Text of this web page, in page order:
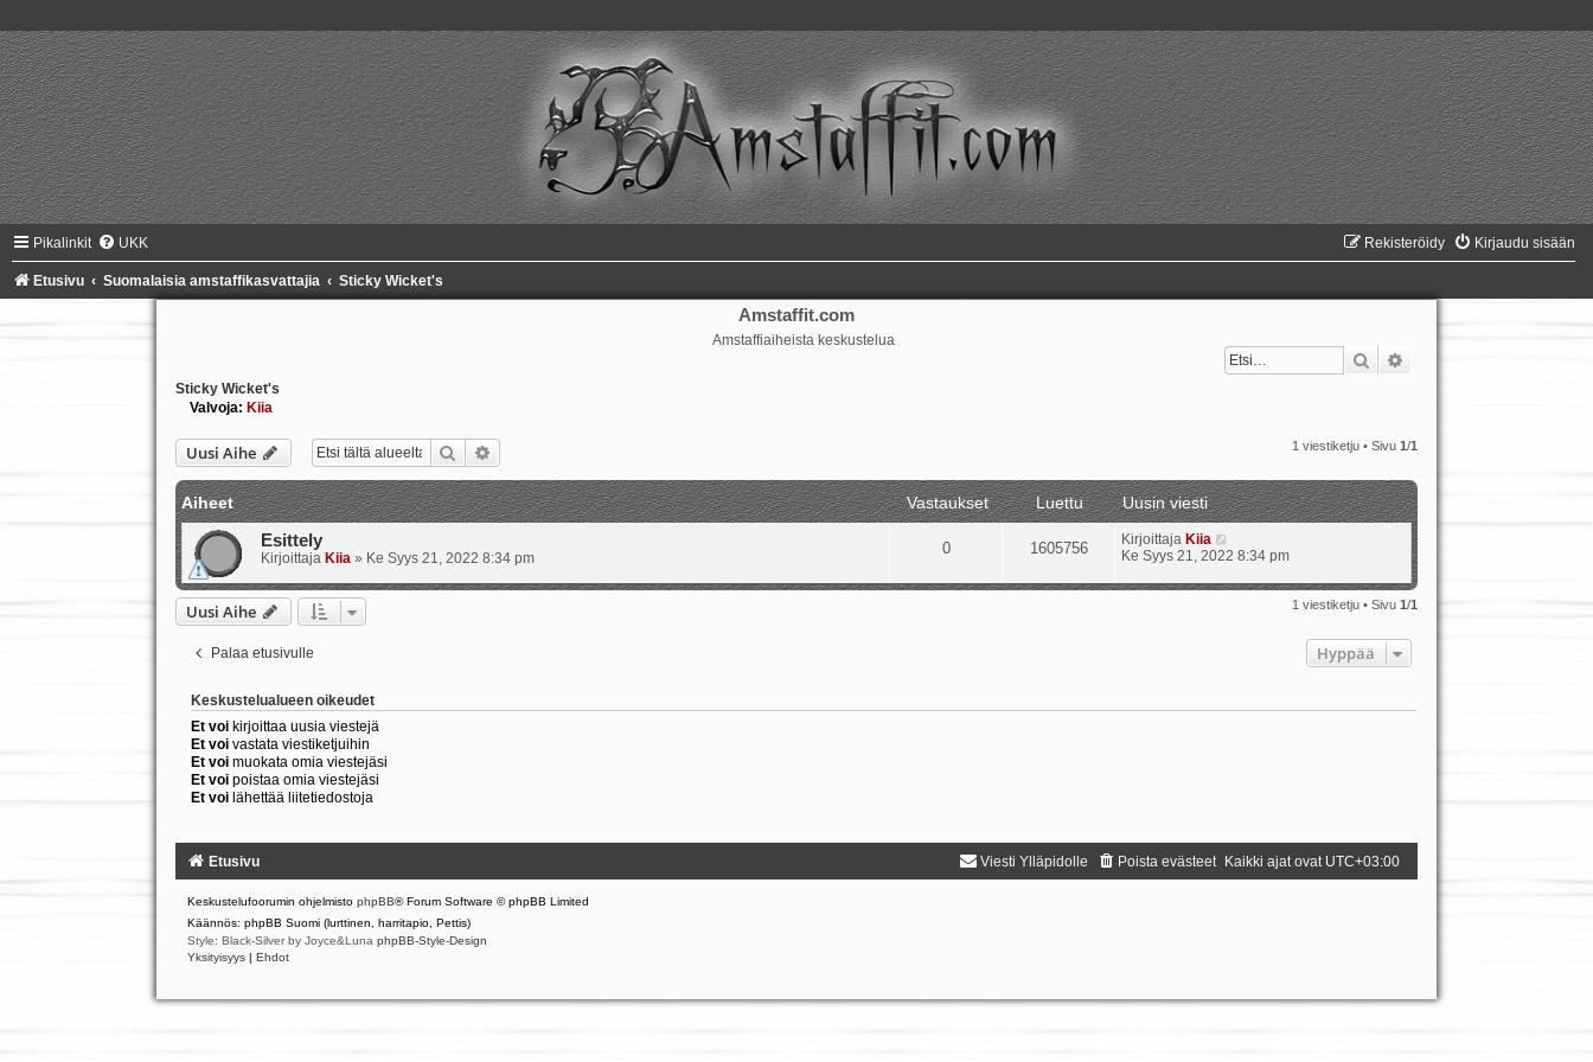
Pikalinkit UKK Kirjaudu sisään
Rekisteröidy
Etusivu Suomalaisia amstaffikasvattajia Sticky Wicket's
Amstaffit.com
Amstaffiaiheista keskustelua
Etsi
Sticky Wicket's
Valvoja: Kiia
Uusi Aihe Etsi 1 viestiketju • Sivu1/1
Aiheet Vastaukset Luettu
Uusin viesti
Esittely
Kirjoittaja Kiia» Ke Syys 21, 2022 8:34 pm
0 1605756 Kirjoittaja Kiia
Ke Syys 21, 2022 8:34 pm
Uusi Aihe 1 viestiketju • Sivu1/1
Palaa etusivulle Hyppää
Keskustelualueen oikeudet
Et voikirjoittaa uusia viestejä
Et voivastata viestiketjuihin
Et voimuokata omia viestejäsi
Et voipoistaa omia viestejäsi
Et voilähettää liitetiedostoja
Etusivu Kaikki ajat ovat UTC+03:00
Poista evästeet
Viesti Ylläpidolle
Keskustelufoorumin ohjelmisto phpBB® Forum Software © phpBB Limited
Käännös: phpBB Suomi (lurttinen, harritapio, Pettis)
Style: Black-Silver by Joyce&Luna phpBB-Style-Design
Yksityisyys
Ehdot